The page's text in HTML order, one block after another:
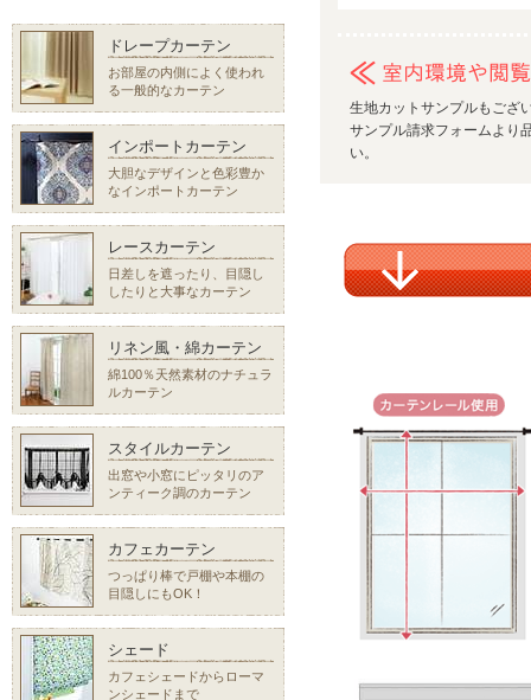
生地カットサンプルもござ
サンプル請求フォームより
い。
ドレープカーテン
お部屋の内側によく使われ
る一般的なカーテン
インポートカーテン
大胆なデザインと色彩豊か
なインポートカーテン
レースカーテン
日差しを遮ったり、目隠し
したりと大事なカーテン
リネン風・綿カーテン
綿100％天然素材のナチュラ
ルカーテン
スタイルカーテン
出窓や小窓にピッタリのア
ンティーク調のカーテン
カフェカーテン
つっぱり棒で戸棚や本棚の
目隠しにもOK！
シェード
カフェシェードからローマ
ンシェードまで